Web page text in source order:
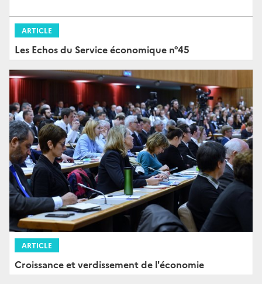
ARTICLE
Les Echos du Service économique n°45
ARTICLE
Croissance et verdissement de l'économie